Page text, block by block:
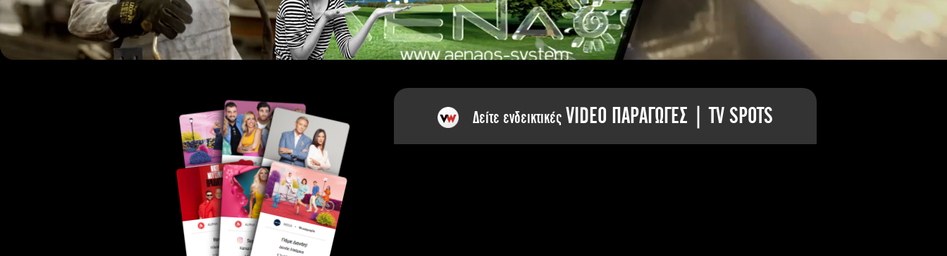
archeological sites & exhibitions
Product presentations
Documentary
Events & Conference
Dissemination material
Medical & Pharmaceutical
VIDEO Projections
Kids content
Media planning & mix
Visual material
European Media
Δείτε ενδεικτικές VIDEO ΠΑΡΑΓΩΓΕΣ | TV SPOTS